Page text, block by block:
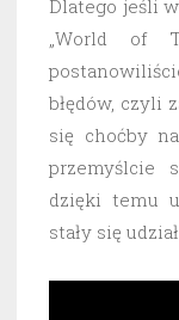
Dlatego jeśli
„World of
błędów, czyli
się choćby
przemyślcie
dzięki temu
stały się